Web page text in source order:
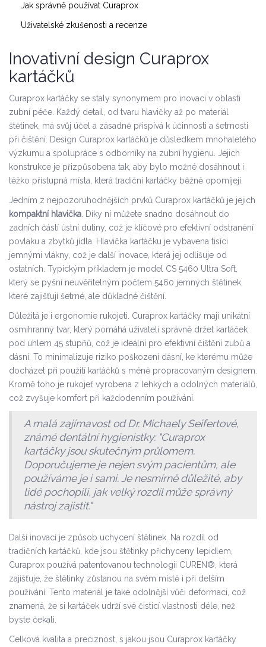
Jak správně používat Curaprox
Uživatelské zkušenosti a recenze
Inovativní design Curaprox
kartáčků
Curaprox kartáčky se staly synonymem pro inovaci v oblasti
zubní péče. Každý detail, od tvaru hlavičky až po materiál
štětinek, má svůj účel a zásadně přispívá k účinnosti a šetrnosti
při čištění. Design Curaprox kartáčků je důsledkem mnohaletého
výzkumu a spolupráce s odborníky na zubní hygienu. Jejich
konstrukce je přizpůsobena tak, aby bylo možné dosáhnout i
těžko přístupná místa, která tradiční kartáčky běžně opomíjejí.
Jedním z nejpozoruhodnějších prvků Curaprox kartáčků je jejich
kompaktní hlavička . Díky ní můžete snadno dosáhnout do
zadních částí ústní dutiny, což je klíčové pro efektivní odstranění
povlaku a zbytků jídla. Hlavička kartáčku je vybavena tisíci
jemnými vlákny, což je další inovace, která jej odlišuje od
ostatních. Typickým příkladem je model CS 5460 Ultra Soft,
který se pyšní neuvěřitelným počtem 5460 jemných štětinek,
které zajišťují šetrné, ale důkladné čištění.
Důležitá je i ergonomie rukojeti. Curaprox kartáčky mají unikátní
osmihranný tvar, který pomáhá uživateli správně držet kartáček
pod úhlem 45 stupňů, což je ideální pro efektivní čištění zubů a
dásní. To minimalizuje riziko poškození dásní, ke kterému může
docházet při použití kartáčků s méně propracovaným designem.
Kromě toho je rukojeť vyrobena z lehkých a odolných materiálů,
což zvyšuje komfort při každodenním používání.
A malá zajímavost od Dr. Michaely Seifertové,
známé dentální hygienistky: "Curaprox
kartáčky jsou skutečným průlomem.
Doporučujeme je nejen svým pacientům, ale
používáme je i sami. Je nesmírně důležité, aby
lidé pochopili, jak velký rozdíl může správný
nástroj zajistit."
Další inovací je způsob uchycení štětinek. Na rozdíl od
tradičních kartáčků, kde jsou štětinky přichyceny lepidlem,
Curaprox používá patentovanou technologii CUREN®, která
zajišťuje, že štětinky zůstanou na svém místě i při delším
používání. Tento materiál je také odolnější vůči deformaci, což
znamená, že si kartáček udrží své čisticí vlastnosti déle, než
byste čekali.
Celková kvalita a preciznost, s jakou jsou Curaprox kartáčky